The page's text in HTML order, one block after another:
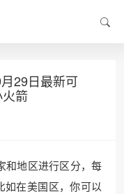
29日最新可
箭
和地区进行区分，每
在美国区，你可以